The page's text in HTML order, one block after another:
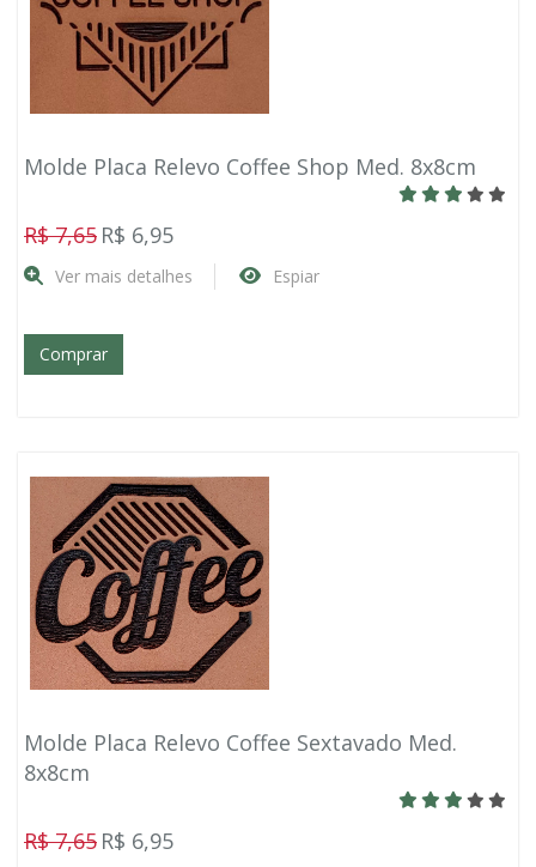
Molde Placa Relevo Coffee Shop Med. 8x8cm
R$ 7,65 R$ 6,95
Ver mais detalhes Espiar
Comprar
Molde Placa Relevo Coffee Sextavado Med.
8x8cm
R$ 7,65 R$ 6,95